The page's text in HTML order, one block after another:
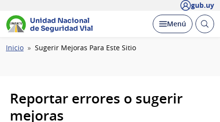
gub.uy
Unidad Nacional
de Seguridad Vial
Desplegar
Menú Abrir
Ruta
Inicio Sugerir Mejoras Para Este Sitio
Reportar errores o sugerir
mejoras